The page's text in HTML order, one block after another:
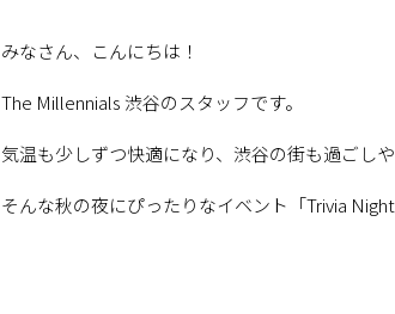
みなさん、こんにちは！
The Millennials 渋谷のスタッフです。
気温も少しずつ快適になり、渋谷の街も過ごし
そんな秋の夜にぴったりなイベント「Trivia